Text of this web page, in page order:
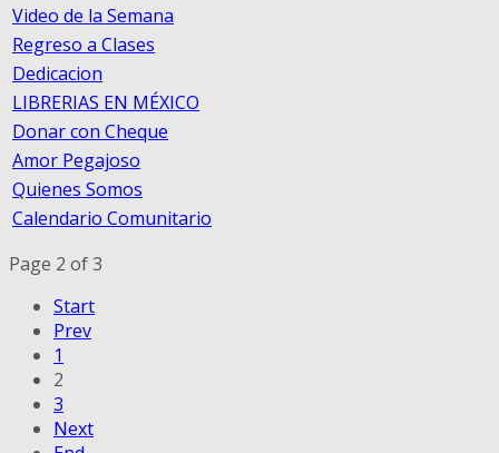
Video de la Semana
Regreso a Clases
Dedicacion
LIBRERIAS EN MÉXICO
Donar con Cheque
Amor Pegajoso
Quienes Somos
Calendario Comunitario
Page 2 of 3
Start
Prev
1
2
3
Next